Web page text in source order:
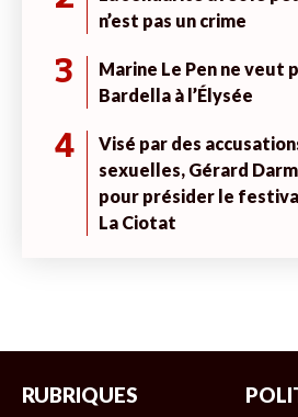
n’est pas un crime
3
Marine Le Pen ne veut
Bardella à l’Élysée
4
Visé par des
sexuelles, Gérard
pour présider le
La Ciotat
RUBRIQUES